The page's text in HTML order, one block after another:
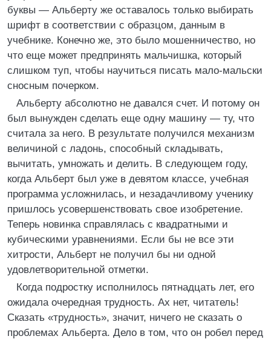
буквы — Альберту же оставалось только выбирать
шрифт в соответствии с образцом, данным в
учебнике. Конечно же, это было мошенничество, но
что еще может предпринять мальчишка, который
слишком туп, чтобы научиться писать мало-мальски
сносным почерком.
Альберту абсолютно не давался счет. И потому он
был вынужден сделать еще одну машину — ту, что
считала за него. В результате получился механизм
величиной с ладонь, способный складывать,
вычитать, умножать и делить. В следующем году,
когда Альберт был уже в девятом классе, учебная
программа усложнилась, и незадачливому ученику
пришлось усовершенствовать свое изобретение.
Теперь новинка справлялась с квадратными и
кубическими уравнениями. Если бы не все эти
хитрости, Альберт не получил бы ни одной
удовлетворительной отметки.
Когда подростку исполнилось пятнадцать лет, его
ожидала очередная трудность. Ах нет, читатель!
Сказать «трудность», значит, ничего не сказать о
проблемах Альберта. Дело в том, что он робел перед